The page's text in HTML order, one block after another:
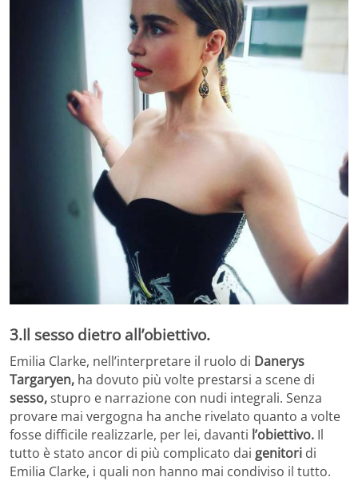
3.Il sesso dietro all’obiettivo.
Emilia Clarke, nell’interpretare il ruolo di Danerys
Targaryen, ha dovuto più volte prestarsi a scene di
sesso,stupro e narrazione con nudi integrali. Senza
provare mai vergogna ha anche rivelato quanto a volte
fosse difficile realizzarle, per lei, davanti l’obiettivo. Il
tutto è stato ancor di più complicato dai genitori di
Emilia Clarke, i quali non hanno mai condiviso il tutto.